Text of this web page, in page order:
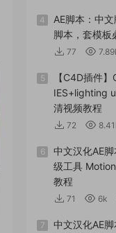
4
AE脚本：中
脚本，套模板
77
5
【C4D插件
IES+lighting
清视频教程
72
6
中文汉化AE
级工具
教程
71 6k
7
中文汉化AE